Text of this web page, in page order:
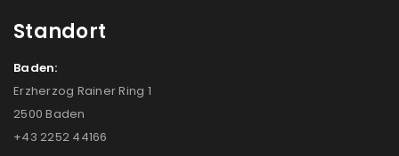
Standort
Baden:
Erzherzog Rainer Ring 1
2500 Baden
+43 2252 44166